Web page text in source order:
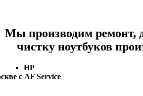
Мы производим ремонт,
чистку ноутбуков
HP